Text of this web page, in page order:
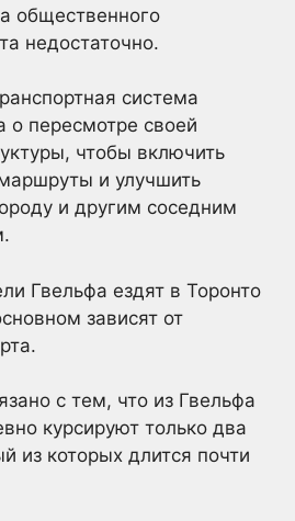
общественного
недостаточно.
система
о пересмотре своей
чтобы включить
и улучшить
и другим соседним
Гвельфа ездят в Торонто
зависят от
с тем, что из Гвельфа
курсируют только два
из которых длится почти